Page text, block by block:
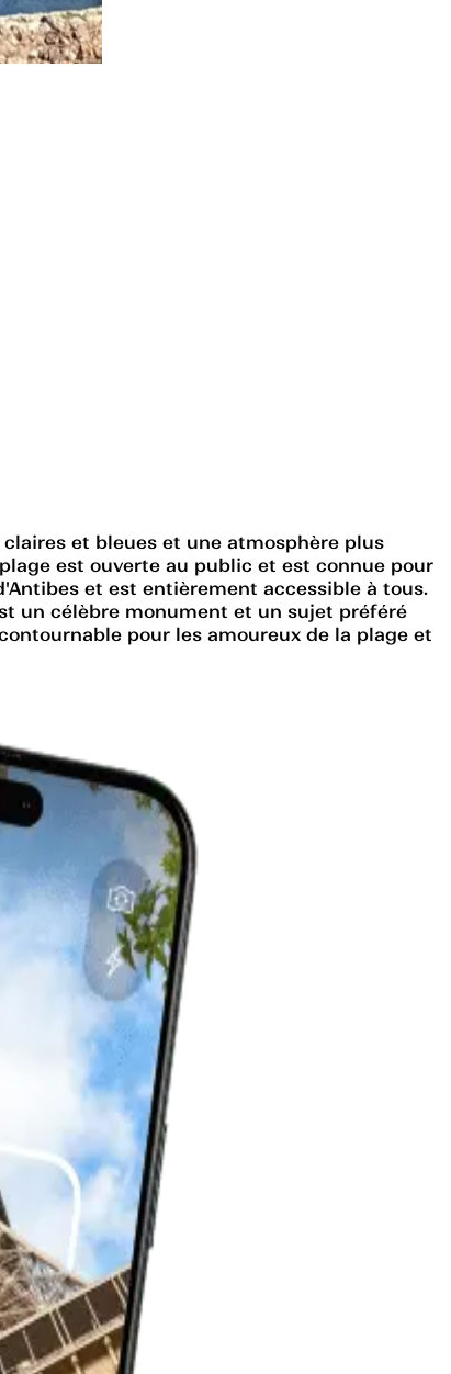
et bleues et une atmosphère plus
est ouverte au public et est connue pour
et est entièrement accessible à tous.
un célèbre monument et un sujet préféré
pour les amoureux de la plage et